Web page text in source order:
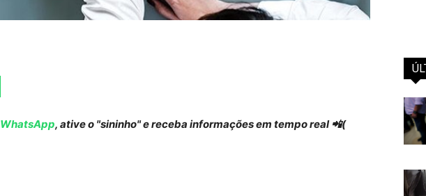
WhatsApp, ative o "sininho" e receba informações em tempo real 📲(